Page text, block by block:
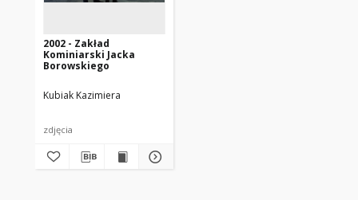
2002 - Zakład
Kominiarski Jacka
Borowskiego
Kubiak Kazimiera
zdjęcia